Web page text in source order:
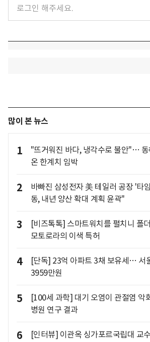
많이 본 뉴스
1
"뜨거워진 바다, 냉각수로 불안"… 동
온 한계치 임박
2
바빠진 삼성전자 美 테일러 공장 '
동, 내년 양산 확대 계획 윤곽"
3
[비즈톡톡] 스마트워치를 펼치니 폴
모토로라의 이색 특허
4
[단독] 23억 아파트 3채 보유세… 서
3959만원
5
[100세 과학] 대기 오염이 관절염 악
병원 연구 결과
6
[인터뷰] 이관옥 싱가포르국립대 교